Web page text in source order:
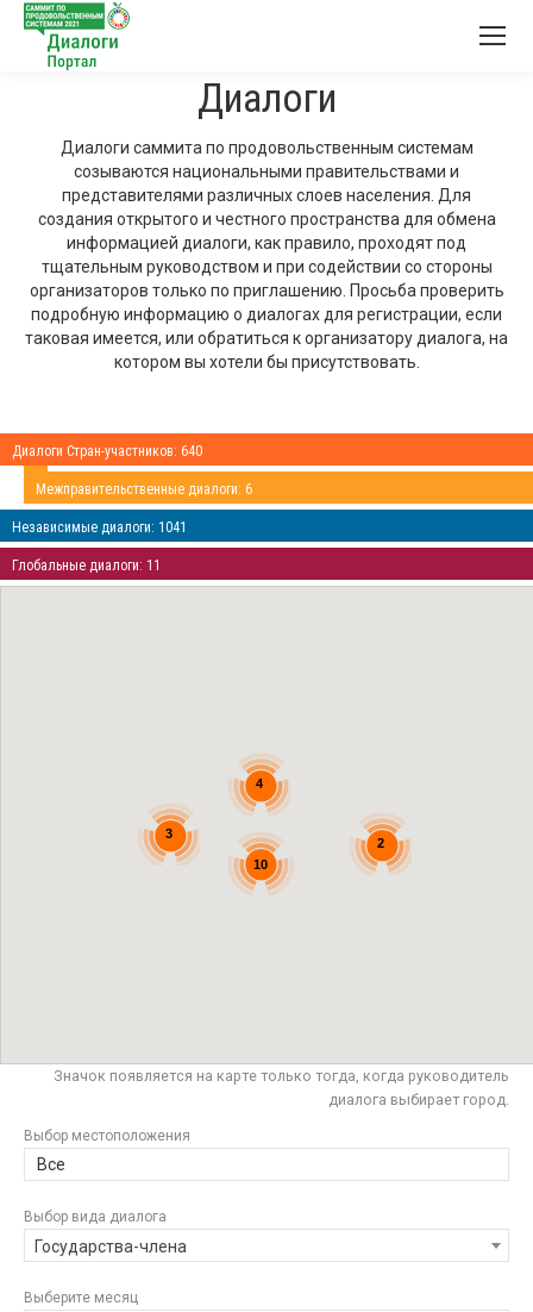
Диалоги
Диалоги саммита по продовольственным системам
созываются национальными правительствами и
представителями различных слоев населения. Для
создания открытого и честного пространства для обмена
информацией диалоги, как правило, проходят под
тщательным руководством и при содействии со стороны
организаторов только по приглашению. Просьба проверить
подробную информацию о диалогах для регистрации, если
таковая имеется, или обратиться к организатору диалога, на
котором вы хотели бы присутствовать.
Диалоги Стран-участников: 640
Межправительственные диалоги: 6
Независимые диалоги: 1041
Глобальные диалоги: 11
10
3
4
2
Значок появляется на карте только тогда, когда руководитель
диалога выбирает город.
Выбор местоположения
Все
Выбор вида диалога
Государства-члена
Выберите месяц